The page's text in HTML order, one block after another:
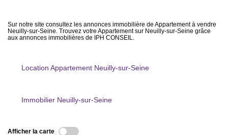
Sur notre site consultez les annonces immobilière de Appartement à vendre
Neuilly-sur-Seine. Trouvez votre Appartement sur Neuilly-sur-Seine grâce
aux annonces immobilières de IPH CONSEIL.
Location Appartement Neuilly-sur-Seine
Immobilier Neuilly-sur-Seine
Afficher la carte